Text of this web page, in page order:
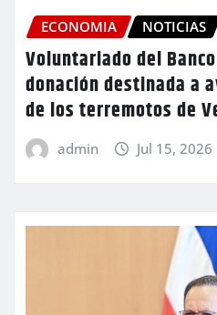
ECONOMIA NOTICIAS
Voluntariado del
donación destinada a
de los terremotos de
admin Jul 15, 2026